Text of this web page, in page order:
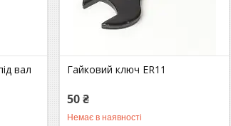
вал
Гайковий ключ ER11
50 ₴
Немає в наявності